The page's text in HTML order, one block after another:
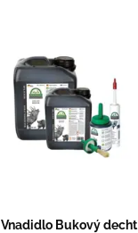
Vnadidlo Bukový decht